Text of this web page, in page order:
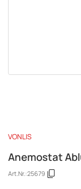
VONLIS
Anemostat
Art.Nr.:25679